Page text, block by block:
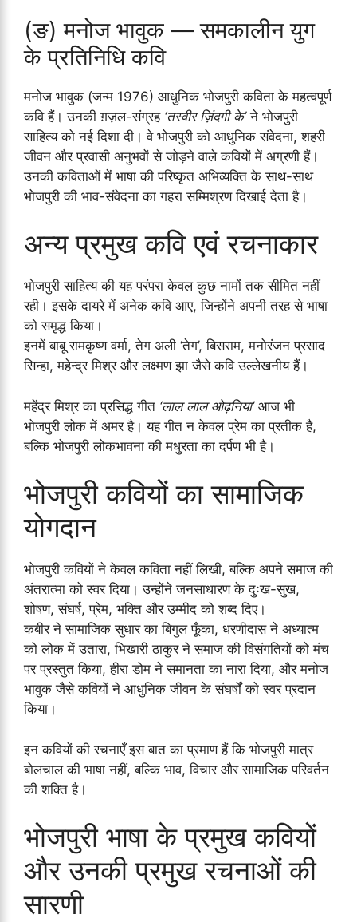
(ङ) मनोज भावुक — समकालीन युग
के प्रतिनिधि कवि
मनोज भावुक (जन्म 1976) आधुनिक भोजपुरी कविता के महत्वपूर्ण
कवि हैं। उनकी ग़ज़ल-संग्रह ‘तस्वीर ज़िंदगी के’ने भोजपुरी
साहित्य को नई दिशा दी। वे भोजपुरी को आधुनिक संवेदना, शहरी
जीवन और प्रवासी अनुभवों से जोड़ने वाले कवियों में अग्रणी हैं।
उनकी कविताओं में भाषा की परिष्कृत अभिव्यक्ति के साथ-साथ
भोजपुरी की भाव-संवेदना का गहरा सम्मिश्रण दिखाई देता है।
अन्य प्रमुख कवि एवं रचनाकार
भोजपुरी साहित्य की यह परंपरा केवल कुछ नामों तक सीमित नहीं
रही। इसके दायरे में अनेक कवि आए, जिन्होंने अपनी तरह से भाषा
को समृद्ध किया।
इनमें बाबू रामकृष्ण वर्मा, तेग अली ‘तेग’, बिसराम, मनोरंजन प्रसाद
सिन्हा, महेन्द्र मिश्र और लक्ष्मण झा जैसे कवि उल्लेखनीय हैं।
महेंद्र मिश्र का प्रसिद्ध गीत ‘लाल लाल ओढ़निया’आज भी
भोजपुरी लोक में अमर है। यह गीत न केवल प्रेम का प्रतीक है,
बल्कि भोजपुरी लोकभावना की मधुरता का दर्पण भी है।
भोजपुरी कवियों का सामाजिक
योगदान
भोजपुरी कवियों ने केवल कविता नहीं लिखी, बल्कि अपने समाज की
अंतरात्मा को स्वर दिया। उन्होंने जनसाधारण के दुःख-सुख,
शोषण, संघर्ष, प्रेम, भक्ति और उम्मीद को शब्द दिए।
कबीर ने सामाजिक सुधार का बिगुल फूँका, धरणीदास ने अध्यात्म
को लोक में उतारा, भिखारी ठाकुर ने समाज की विसंगतियों को मंच
पर प्रस्तुत किया, हीरा डोम ने समानता का नारा दिया, और मनोज
भावुक जैसे कवियों ने आधुनिक जीवन के संघर्षों को स्वर प्रदान
किया।
इन कवियों की रचनाएँ इस बात का प्रमाण हैं कि भोजपुरी मात्र
बोलचाल की भाषा नहीं, बल्कि भाव, विचार और सामाजिक परिवर्तन
की शक्ति है।
भोजपुरी भाषा के प्रमुख कवियों
और उनकी प्रमुख रचनाओं की
सारणी